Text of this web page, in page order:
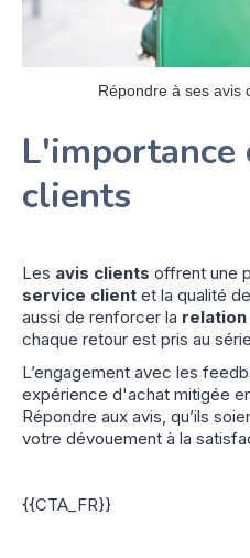
Répondre à ses avis
L'importance
clients
Les avis clients offrent une
service client et la qualité
aussi de renforcer la
chaque retour est pris au
L’engagement avec les
expérience d'achat mitigée
Répondre aux avis, qu’ils
votre dévouement à la
{{CTA_FR}}